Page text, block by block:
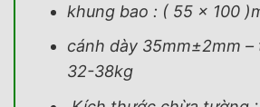
khung bao : ( 55 x 100
cánh dày 35mm±2mm
32-38kg